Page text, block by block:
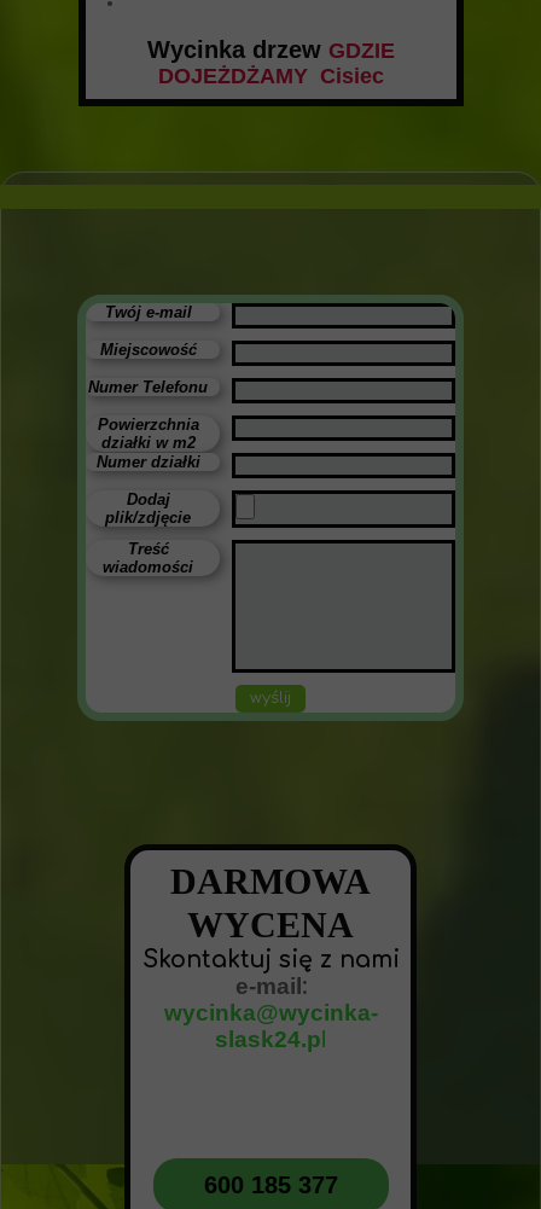
Wycinka drzew GDZIE
DOJEŻDŻAMY Cisiec
600 185 377
DARMOWA
WYCENA
Skontaktuj się z nami
e-mail :
wycinka@wycinka-
slask24.p
Twój e-mail
Miejscowość
Numer Telefonu
Powierzchnia
działki w m2
Numer działki
Dodaj
plik/zdjęcie
Treść
wiadomości
wyślij